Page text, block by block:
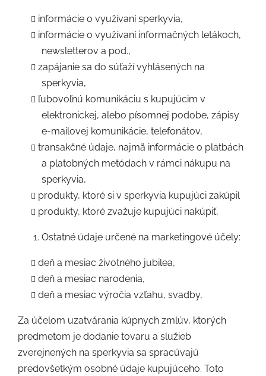
informácie o využívaní sperkyvia,
informácie o využívaní informačných letákoch,
newsletterov a pod.,
zapájanie sa do súťaží vyhlásených na
sperkyvia,
ľubovoľnú komunikáciu s kupujúcim v
elektronickej, alebo písomnej podobe, zápisy
e-mailovej komunikácie, telefonátov,
transakčné údaje, najmä informácie o platbách
a platobných metódach v rámci nákupu na
sperkyvia,
produkty, ktoré si v sperkyvia kupujúci zakúpil
produkty, ktoré zvažuje kupujúci nakúpiť,
Ostatné údaje určené na marketingové účely:
deň a mesiac životného jubilea,
deň a mesiac narodenia,
deň a mesiac výročia vzťahu, svadby,
Za účelom uzatvárania kúpnych zmlúv, ktorých
predmetom je dodanie tovaru a služieb
zverejnených na sperkyvia sa spracúvajú
predovšetkým osobné údaje kupujúceho. Toto